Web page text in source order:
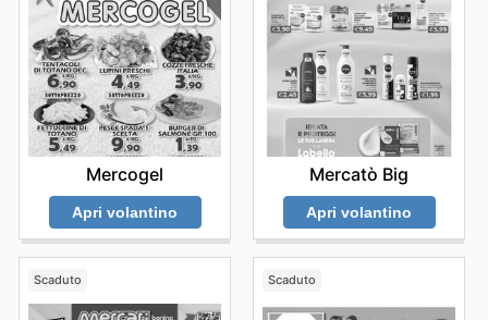
Mercogel
Apri volantino
Mercatò Big
Apri volantino
Scaduto Scaduto